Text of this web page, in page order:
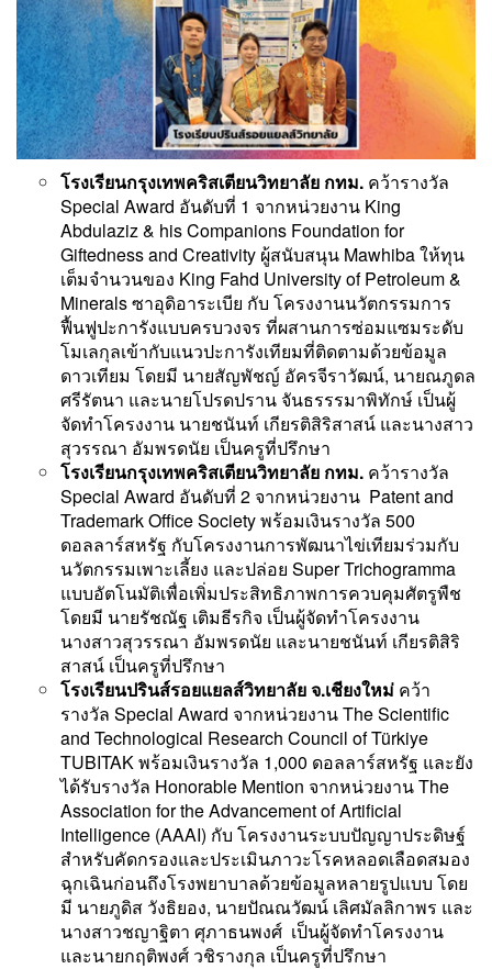
โรงเรียนกรุงเทพคริสเตียนวิทยาลัย กทม. คว้ารางวัล
Special Award อันดับที่ 1 จากหน่วยงาน King
Abdulaziz & his Companions Foundation for
Giftedness and Creativity ผู้สนับสนุน Mawhiba ให้ทุน
เต็มจำนวนของ King Fahd University of Petroleum &
Minerals ซาอุดิอาระเบีย กับ โครงงานนวัตกรรมการ
ฟื้นฟูปะการังแบบครบวงจร ที่ผสานการซ่อมแซมระดับ
โมเลกุลเข้ากับแนวปะการังเทียมที่ติดตามด้วยข้อมูล
ดาวเทียม โดยมี นายสัญพัชญ์ อัครจีราวัฒน์, นายณภูดล
ศรีรัตนา และนายโปรดปราน จันธรรรมาพิทักษ์ เป็นผู้
จัดทำโครงงาน นายชนันท์ เกียรติสิริสาสน์ และนางสาว
สุวรรณา อัมพรดนัย เป็นครูที่ปรึกษา
โรงเรียนกรุงเทพคริสเตียนวิทยาลัย กทม. คว้ารางวัล
Special Award อันดับที่ 2 จากหน่วยงาน Patent and
Trademark Office Society พร้อมเงินรางวัล 500
ดอลลาร์สหรัฐ กับโครงงานการพัฒนาไข่เทียมร่วมกับ
นวัตกรรมเพาะเลี้ยง และปล่อย Super Trichogramma
แบบอัตโนมัติเพื่อเพิ่มประสิทธิภาพการควบคุมศัตรูพืช
โดยมี นายรัชณัฐ เติมธีรกิจ เป็นผู้จัดทำโครงงาน
นางสาวสุวรรณา อัมพรดนัย และนายชนันท์ เกียรติสิริ
สาสน์ เป็นครูที่ปรึกษา
โรงเรียนปรินส์รอยแยลส์วิทยาลัย จ.เชียงใหม่ คว้า
รางวัล Special Award จากหน่วยงาน The Scientific
and Technological Research Council of Türkiye
TUBITAK พร้อมเงินรางวัล 1,000 ดอลลาร์สหรัฐ และยัง
ได้รับรางวัล Honorable Mention จากหน่วยงาน The
Association for the Advancement of Artificial
Intelligence (AAAI) กับ โครงงานระบบปัญญาประดิษฐ์
สำหรับคัดกรองและประเมินภาวะโรคหลอดเลือดสมอง
ฉุกเฉินก่อนถึงโรงพยาบาลด้วยข้อมูลหลายรูปแบบ โดย
มี นายภูดิส วังธิยอง, นายปัณณวัฒน์ เลิศมัลลิกาพร และ
นางสาวชญาฐิตา ศุภาธนพงศ์ เป็นผู้จัดทำโครงงาน
และนายกฤติพงศ์ วชิรางกุล เป็นครูที่ปรึกษา